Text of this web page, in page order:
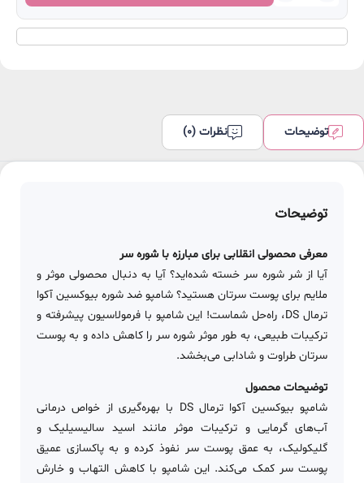
شوره
آکوا
توضیحات نظرات (0)
توضیحات
معرفی محصولی انقلابی برای مبارزه با شوره سر
آیا از شر شوره سر خسته شده‌اید؟ آیا به دنبال محصولی موثر و
ملایم برای پوست سرتان هستید؟ شامپو ضد شوره بیوکسین آکوا
ترمال DS، راه‌حل شماست! این شامپو با فرمولاسیون پیشرفته و
ترکیبات طبیعی، به طور موثر شوره سر را کاهش داده و به پوست
سرتان طراوت و شادابی می‌بخشد.
توضیحات محصول
شامپو بیوکسین آکوا ترمال DS با بهره‌گیری از خواص درمانی
آب‌های گرمایی و ترکیبات موثر مانند اسید سالیسیلیک و
گلیکولیک، به عمق پوست سر نفوذ کرده و به پاکسازی عمیق
پوست سر کمک می‌کند. این شامپو با کاهش التهاب و خارش